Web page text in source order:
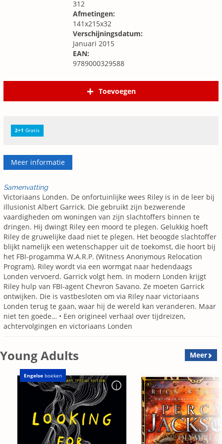
312
Afmetingen:
141x215x32
Verschijningsdatum:
Januari 2015
EAN:
9789000329588
Toevoegen
2+1 Gratis
Meer informatie
Samenvatting
Victoriaans Londen. De onfortuinlijke wees Riley is in de leer bij
illusionist Albert Garrick. Die gebruikt zijn bezwerende
vaardigheden om woningen van zijn slachtoffers binnen te
dringen. Hij dwingt Riley een moord te plegen. Gelukkig hoeft
Riley de gruwelijke daad niet te plegen. Het beoogde slachtoffer
blijkt namelijk een wetenschapper uit de toekomst, die hoort bij
het FBI-progamma W.A.R.P. (Witness Anonymous Relocation
Program). Riley wordt via een wormgat naar hedendaags
Londen vervoerd. Garrick volgt hem. In modern Londen krijgt
Riley hulp van FBI-agent Chevron Savano. Ze moeten Garrick
ontwijken. Die is vastbesloten om via Riley naar victoriaans
Londen terug te gaan, waar hij de wereld kan veranderen. Maar
niet ten goede… • Een origineel verhaal over tijdreizen,
achtervolgingen en victoriaans Londen
Young Adults Meer
Engelse boeken